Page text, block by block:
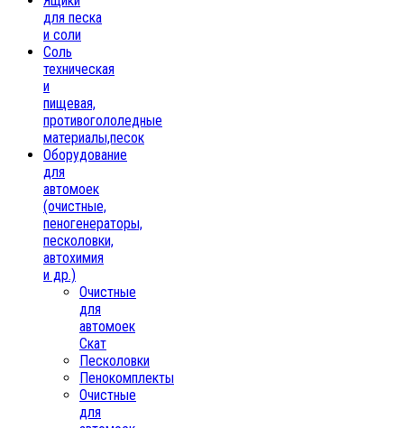
для песка
и соли
Соль
техническая
и
пищевая,
противогололедные
материалы,песок
Oборудование
для
автомоек
(очистные,
пеногенераторы,
песколовки,
автохимия
и др.)
Очистные
для
автомоек
Скат
Песколовки
Пенокомплекты
Очистные
для